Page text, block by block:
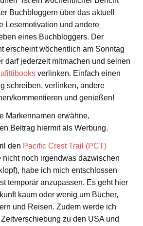
Buchbloggern über das aktuell
Lesemotivation und andere
eines Buchbloggers. Der
erscheint wöchentlich am Sonntag
darf jederzeit mitmachen und seinen
verlinken. Einfach einen
schreiben, verlinken, andere
kommentieren und genießen!
Markennamen erwähne,
Beitrag hiermit als Werbung.
den Pacific Crest Trail (PCT)
nicht noch irgendwas dazwischen
habe ich mich entschlossen
temporär anzupassen. Es geht hier
kaum oder wenig um Bücher,
und Reisen. Zudem werde ich
zu den USA und